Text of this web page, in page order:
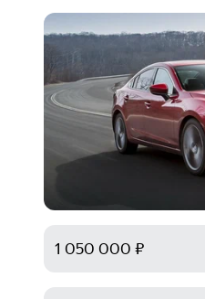
1 050 000 ₽